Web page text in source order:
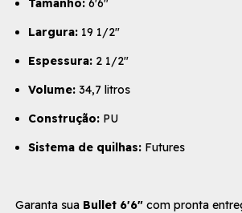
Tamanho: 6'6"
Largura: 19 1/2"
Espessura: 2 1/2"
Volume: 34,7 litros
Construção: PU
Sistema de quilhas: Futures
Garanta sua Bullet 6'6" com pronta